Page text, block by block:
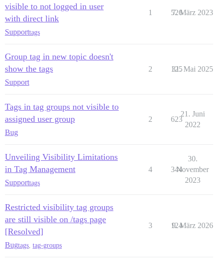
visible to not logged in user
with direct link
Supporttags
1 526
7. März 2023
Group tag in new topic doesn't
show the tags
Support
2 125
31. Mai 2025
Tags in tag groups not visible to
assigned user group
Bug
2 623
21. Juni
2022
Unveiling Visibility Limitations
in Tag Management
Supporttags
4 344
30.
November
2023
Restricted visibility tag groups
are still visible on /tags page
[Resolved]
Bugtags tag-groups
3 124
9. März 2026